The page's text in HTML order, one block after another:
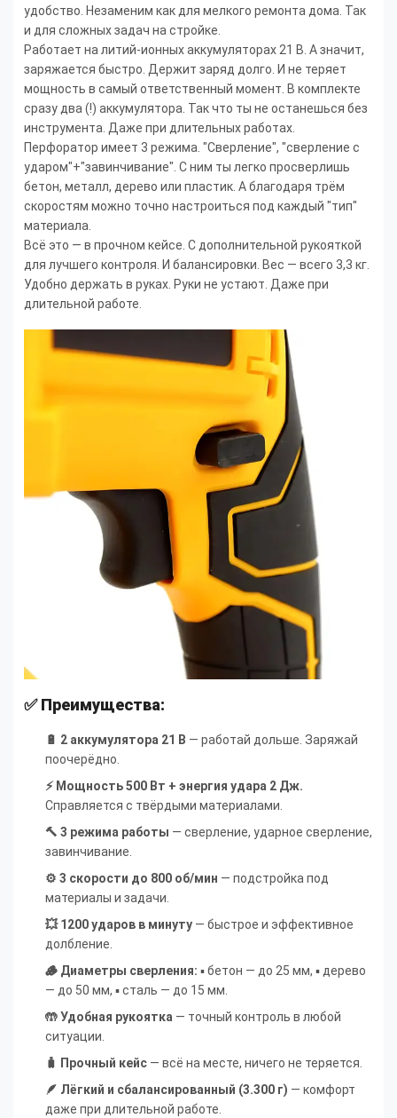
удобство. Незаменим как для мелкого ремонта дома. Так
и для сложных задач на стройке.
Работает на литий-ионных аккумуляторах 21 В. А значит,
заряжается быстро. Держит заряд долго. И не теряет
мощность в самый ответственный момент. В комплекте
сразу два (!) аккумулятора. Так что ты не останешься без
инструмента. Даже при длительных работах.
Перфоратор имеет 3 режима. "Сверление", "сверление с
ударом"+"завинчивание". С ним ты легко просверлишь
бетон, металл, дерево или пластик. А благодаря трём
скоростям можно точно настроиться под каждый "тип"
материала.
Всё это — в прочном кейсе. С дополнительной рукояткой
для лучшего контроля. И балансировки. Вес — всего 3,3 кг.
Удобно держать в руках. Руки не устают. Даже при
длительной работе.
✅ Преимущества:
🔋 2 аккумулятора 21 В — работай дольше. Заряжай
поочерёдно.
⚡ Мощность 500 Вт + энергия удара 2 Дж.
Справляется с твёрдыми материалами.
🔨 3 режима работы — сверление, ударное сверление,
завинчивание.
⚙ 3 скорости до 800 об/мин — подстройка под
материалы и задачи.
💥 1200 ударов в минуту — быстрое и эффективное
долбление.
🪵 Диаметры сверления: ▪ бетон — до 25 мм, ▪ дерево
— до 50 мм, ▪ сталь — до 15 мм.
🤲 Удобная рукоятка — точный контроль в любой
ситуации.
🧳 Прочный кейс — всё на месте, ничего не теряется.
🪶 Лёгкий и сбалансированный (3.300 г) — комфорт
даже при длительной работе.